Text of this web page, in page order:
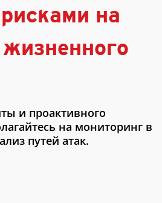
на
и проактивного
на мониторинг в
путей атак.